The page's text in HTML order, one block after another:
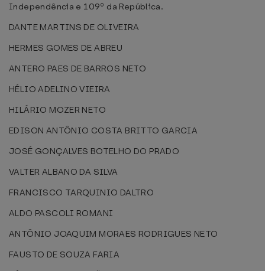
Independência e 109º da República.
DANTE MARTINS DE OLIVEIRA
HERMES GOMES DE ABREU
ANTERO PAES DE BARROS NETO
HÉLIO ADELINO VIEIRA
HILÁRIO MOZER NETO
EDISON ANTÔNIO COSTA BRITTO GARCIA
JOSÉ GONÇALVES BOTELHO DO PRADO
VALTER ALBANO DA SILVA
FRANCISCO TARQUINIO DALTRO
ALDO PASCOLI ROMANI
ANTÔNIO JOAQUIM MORAES RODRIGUES NETO
FAUSTO DE SOUZA FARIA